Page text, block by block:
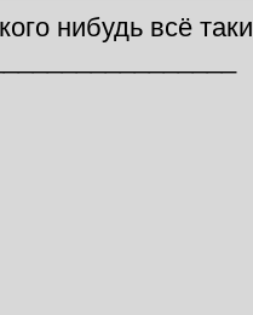
нибудь всё